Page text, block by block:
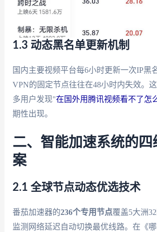
1.3 动态黑名单更新机制
国内主要视频平台每6小时更新一次IP黑
VPN的固定节点往往在48小时内失效。
多用户发现"在国外用腾讯视频看不了怎
期性出现。
二、智能加速系统的四
案
2.1 全球节点动态优选技术
番茄加速器的236个专用节点覆盖5大洲
监测网络延迟自动切换最优线路。在《